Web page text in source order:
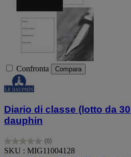
Confronta Compara
Diario di classe (lotto da
dauphin
(0)
0.0
su
SKU : MIG11004128